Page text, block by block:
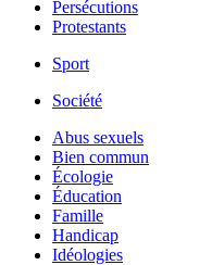
Persécutions
Protestants
Sport
Société
Abus sexuels
Bien commun
Écologie
Éducation
Famille
Handicap
Idéologies